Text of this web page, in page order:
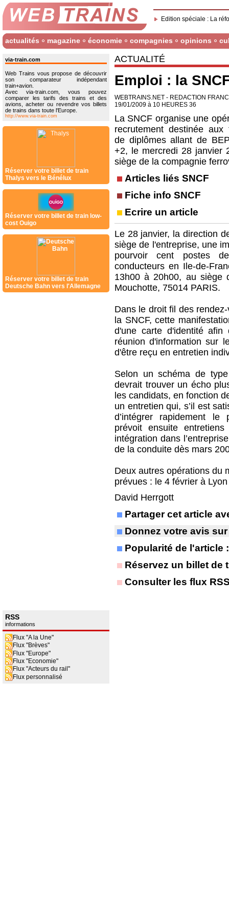
Edition spéciale : La
actualités magazine économie compagnies opinions
via-train.com
Web Trains vous propose de découvrir
son comparateur indépendant
train+avion.
Avec via-train.com, vous pouvez
comparer les tarifs des trains et des
avions, acheter ou revendre vos billets
de trains dans toute l'Europe.
http://www.via-train.com
Réserver votre billet de train
Thalys vers le Bénélux
Réserver votre billet de train low-
cost Ouigo
Réserver votre billet de train
Deutsche Bahn vers l'Allemagne
RSS
informations
Flux "A la Une"
Flux "Brèves"
Flux "Europe"
Flux "Economie"
Flux "Acteurs du rail"
Flux personnalisé
ACTUALITÉ
Emploi : la
WEBTRAINS.NET - REDACTION
19/01/2009 à 10 HEURES 36
La SNCF organise une
recrutement destinée aux
de diplômes allant de
+2, le mercredi 28 janvier
siège de la compagnie
Articles liés SNCF
Fiche info SNCF
Ecrire un article
Le 28 janvier, la direction
siège de l'entreprise, une
pourvoir cent postes
conducteurs en Ile-de-
13h00 à 20h00, au siège
Mouchotte, 75014 PARIS.
Dans le droit fil des
la SNCF, cette
d'une carte d'identité
réunion d'information sur
d'être reçu en entretien
Selon un schéma de
devrait trouver un écho
les candidats, en fonction
un entretien qui, s’il est
d’intégrer rapidement le
prévoit ensuite
intégration dans
de la conduite dès mars
Deux autres opérations du
prévues : le 4 février à
David Herrgott
Partager cet article
Donnez votre avis
Popularité de l'article
Réservez un billet de
Consulter les flux